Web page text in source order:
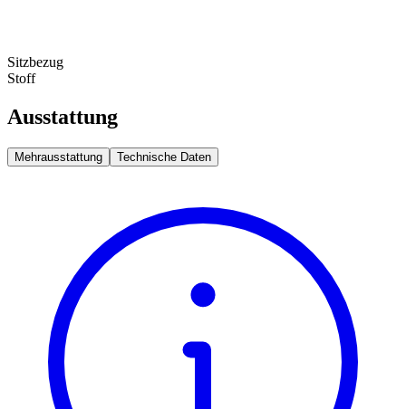
Sitzbezug
Stoff
Ausstattung
Mehrausstattung Technische Daten